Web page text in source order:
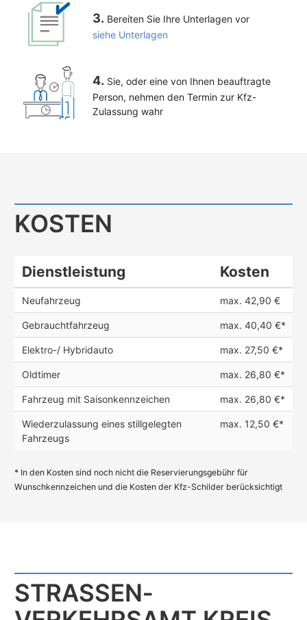
3. Bereiten Sie Ihre Unterlagen vor
siehe Unterlagen
4. Sie, oder eine von Ihnen beauftragte
Person, nehmen den Termin zur Kfz-
Zulassung wahr
KOSTEN
Dienstleistung Kosten
Neufahrzeug max. 42,90 €
Gebrauchtfahrzeug max. 40,40 €*
Elektro-/ Hybridauto max. 27,50 €*
Oldtimer max. 26,80 €*
Fahrzeug mit Saisonkennzeichen max. 26,80 €*
Wiederzulassung eines stillgelegten
Fahrzeugs
max. 12,50 €*
* In den Kosten sind noch nicht die Reservierungsgebühr für
Wunschkennzeichen und die Kosten der Kfz-Schilder berücksichtigt
STRASSEN­V